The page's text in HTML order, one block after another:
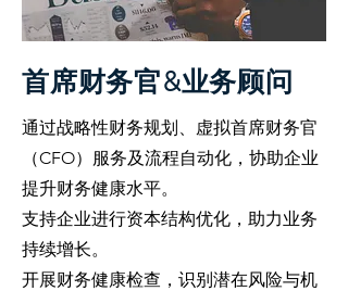
首席财务官&业务顾问
通过战略性财务规划、虚拟首席财务官
（CFO）服务及流程自动化，协助企业
提升财务健康水平。
支持企业进行资本结构优化，助力业务
持续增长。
开展财务健康检查，识别潜在风险与机